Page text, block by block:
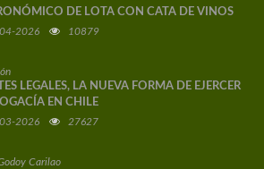
DE LOTA CON CATA DE VINOS
2026 10879
LEGALES, LA NUEVA FORMA DE EJERCER
EN CHILE
2026 27627
Carilao